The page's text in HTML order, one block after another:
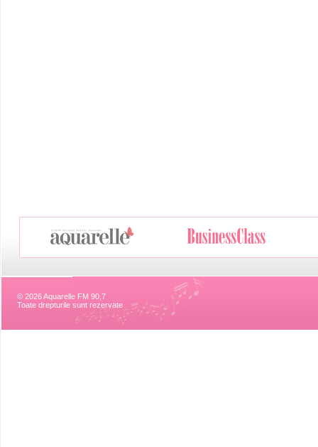
© 2026 Aquarelle FM 90,7
Toate drepturile sunt rezervate